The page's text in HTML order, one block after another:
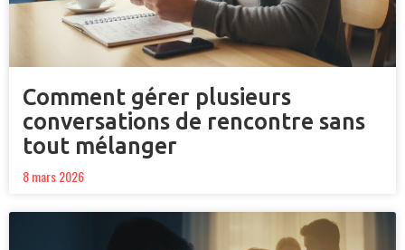
Comment gérer plusieurs
conversations de rencontre sans
tout mélanger
8 mars 2026